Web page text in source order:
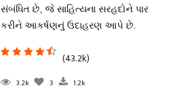
સંબંધિત છે, જે સાહિત્યના સરહદોને પાર
કરીને આકર્ષણનું ઉદાહરણ આપે છે.
(43.2k)
3.2k 3 1.2k